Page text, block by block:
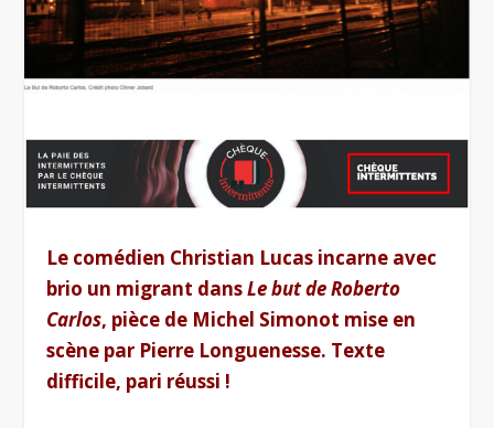
Le comédien Christian Lucas incarne avec
brio un migrant dansLe but de Roberto
Carlos, pièce de Michel Simonot mise en
scène par Pierre Longuenesse. Texte
difficile, pari réussi !